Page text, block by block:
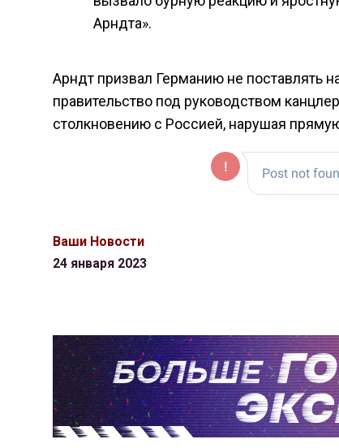
Арндта».
Арндт призвал Германию не поставлять
правительство под руководством
столкновению с Россией, нарушая
Ваши Новости
24 января 2023